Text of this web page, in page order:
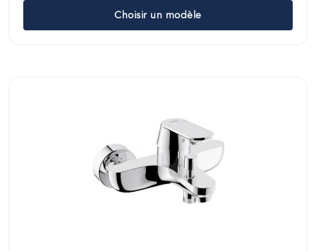
Choisir un modèle